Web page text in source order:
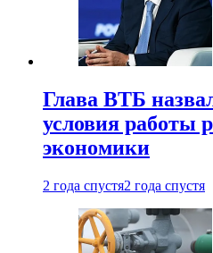
Глава ВТБ
условия работы
экономики
2 года спустя2 года спустя